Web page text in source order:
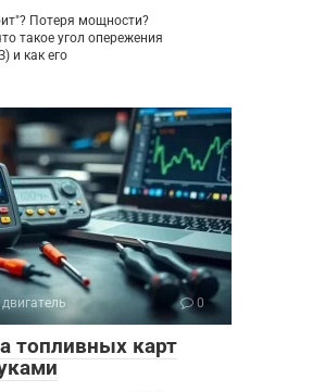
Потеря мощности?
такое угол опережения
и как его
0
топливных карт